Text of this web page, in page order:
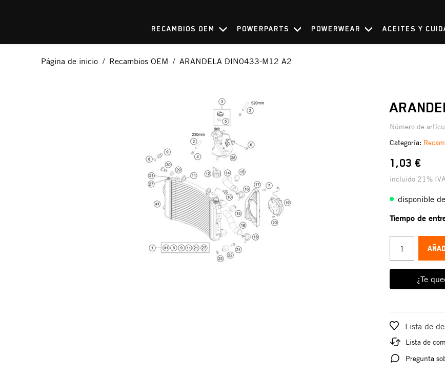
RECAMBIOS OEM POWERPARTS POWERWEAR ACEITES Y
Página de inicio Recambios OEM ARANDELA DIN0433-M12 A2
Número de
Categoría:
1,03 €
incluido 21% IVA
disponible
Tiempo de
¿Te
Lista de
Lista de
Pregunta